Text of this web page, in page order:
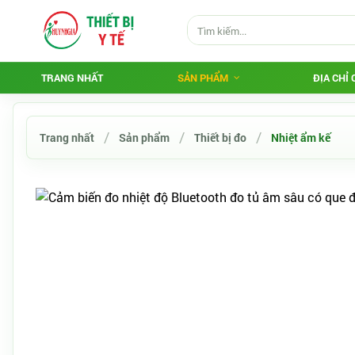
TRANG NHẤT SẢN PHẨM ĐỊA CHỈ
Trang nhất Sản phẩm Thiết bị đo Nhiệt ẩm kế